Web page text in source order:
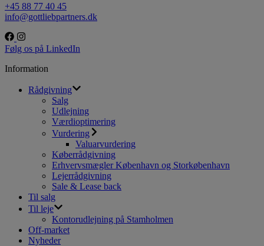
+45 88 77 40 45
info@gottliebpartners.dk
Følg os på LinkedIn
Information
Rådgivning
Salg
Udlejning
Værdioptimering
Vurdering
Valuarvurdering
Køberrådgivning
Erhvervsmægler København og Storkøbenhavn
Lejerrådgivning
Sale & Lease back
Til salg
Til leje
Kontorudlejning på Stamholmen
Off-market
Nyheder